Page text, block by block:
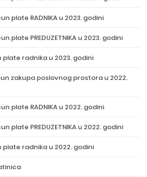
plate RADNIKA u 2023. godini
plate PREDUZETNIKA u 2023. godini
radnika u 2023. godini
zakupa poslovnog prostora u 2022.
plate RADNIKA u 2022. godini
plate PREDUZETNIKA u 2022. godini
radnika u 2022. godini